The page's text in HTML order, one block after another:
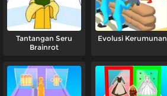
Tantangan Seru
Brainrot
Evolusi Kerumunan